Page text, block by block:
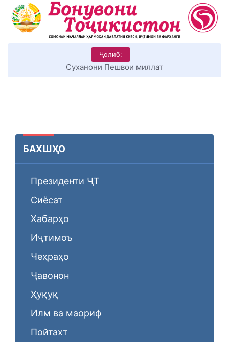
Ҷолиб:
КИТОБХОНИРО ДАР ХУД ТАШАККУЛ ДИҲЕМ
БАХШҲО
Президенти ҶТ
Сиёсат
Хабарҳо
Иҷтимоъ
Чеҳраҳо
Ҷавонон
Ҳуқуқ
Илм ва маориф
Пойтахт